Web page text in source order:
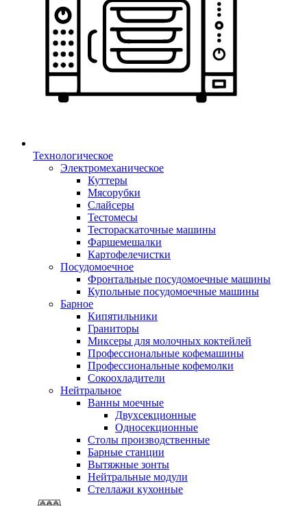
Технологическое
Электромеханическое
Куттеры
Мясорубки
Слайсеры
Тестомесы
Тестораскаточные машины
Фаршемешалки
Картофелечистки
Посудомоечное
Фронтальные посудомоечные машины
Купольные посудомоечные машины
Барное
Кипятильники
Граниторы
Миксеры для молочных коктейлей
Профессиональные кофемашины
Профессиональные кофемолки
Сокоохладители
Нейтральное
Ванны моечные
Двухсекционные
Односекционные
Столы производственные
Барные станции
Вытяжные зонты
Нейтральные модули
Стеллажи кухонные